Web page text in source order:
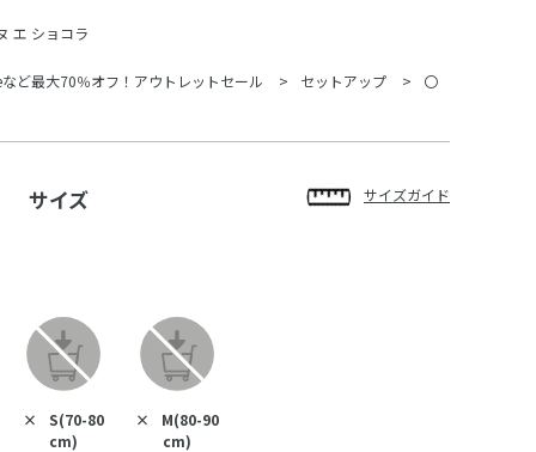
エ ショコラ
など最大70％オフ！アウトレットセール セットアップ 〇
サイズ サイズガイド
×
S(70-80
cm)
×
M(80-90
cm)